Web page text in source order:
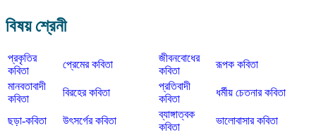
বিষয় শ্রেনী
প্রকৃতির
কবিতা
প্রেমের কবিতা
জীবনবোধের
কবিতা
রূপক কবিতা
মানবতাবাদী
কবিতা
বিরহের কবিতা
প্রতিবাদী
কবিতা
ধর্মীয় চেতনার কবিতা
ছড়া-কবিতা উৎসর্গের কবিতা
ব্যাঙ্গাত্বক
কবিতা
ভালোবাসার কবিতা